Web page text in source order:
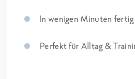
In wenigen Minuten fertig
Perfekt für Alltag &